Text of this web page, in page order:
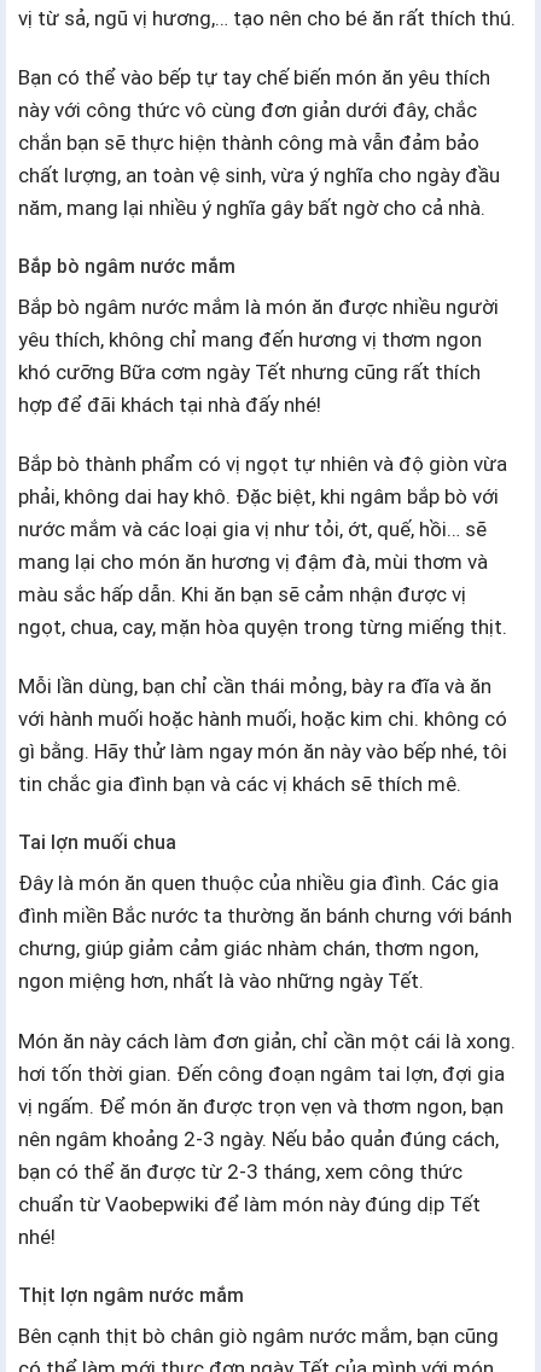
vị từ sả, ngũ vị hương,… tạo nên cho bé ăn rất thích thú.
Bạn có thể vào bếp tự tay chế biến món ăn yêu thích
này với công thức vô cùng đơn giản dưới đây, chắc
chắn bạn sẽ thực hiện thành công mà vẫn đảm bảo
chất lượng, an toàn vệ sinh, vừa ý nghĩa cho ngày đầu
năm, mang lại nhiều ý nghĩa gây bất ngờ cho cả nhà.
Bắp bò ngâm nước mắm
Bắp bò ngâm nước mắm là món ăn được nhiều người
yêu thích, không chỉ mang đến hương vị thơm ngon
khó cưỡng Bữa cơm ngày Tết nhưng cũng rất thích
hợp để đãi khách tại nhà đấy nhé!
Bắp bò thành phẩm có vị ngọt tự nhiên và độ giòn vừa
phải, không dai hay khô. Đặc biệt, khi ngâm bắp bò với
nước mắm và các loại gia vị như tỏi, ớt, quế, hồi… sẽ
mang lại cho món ăn hương vị đậm đà, mùi thơm và
màu sắc hấp dẫn. Khi ăn bạn sẽ cảm nhận được vị
ngọt, chua, cay, mặn hòa quyện trong từng miếng thịt.
Mỗi lần dùng, bạn chỉ cần thái mỏng, bày ra đĩa và ăn
với hành muối hoặc hành muối, hoặc kim chi. không có
gì bằng. Hãy thử làm ngay món ăn này vào bếp nhé, tôi
tin chắc gia đình bạn và các vị khách sẽ thích mê.
Tai lợn muối chua
Đây là món ăn quen thuộc của nhiều gia đình. Các gia
đình miền Bắc nước ta thường ăn bánh chưng với bánh
chưng, giúp giảm cảm giác nhàm chán, thơm ngon,
ngon miệng hơn, nhất là vào những ngày Tết.
Món ăn này cách làm đơn giản, chỉ cần một cái là xong.
hơi tốn thời gian. Đến công đoạn ngâm tai lợn, đợi gia
vị ngấm. Để món ăn được trọn vẹn và thơm ngon, bạn
nên ngâm khoảng 2-3 ngày. Nếu bảo quản đúng cách,
bạn có thể ăn được từ 2-3 tháng, xem công thức
chuẩn từ Vaobepwiki để làm món này đúng dịp Tết
nhé!
Thịt lợn ngâm nước mắm
Bên cạnh thịt bò chân giò ngâm nước mắm, bạn cũng